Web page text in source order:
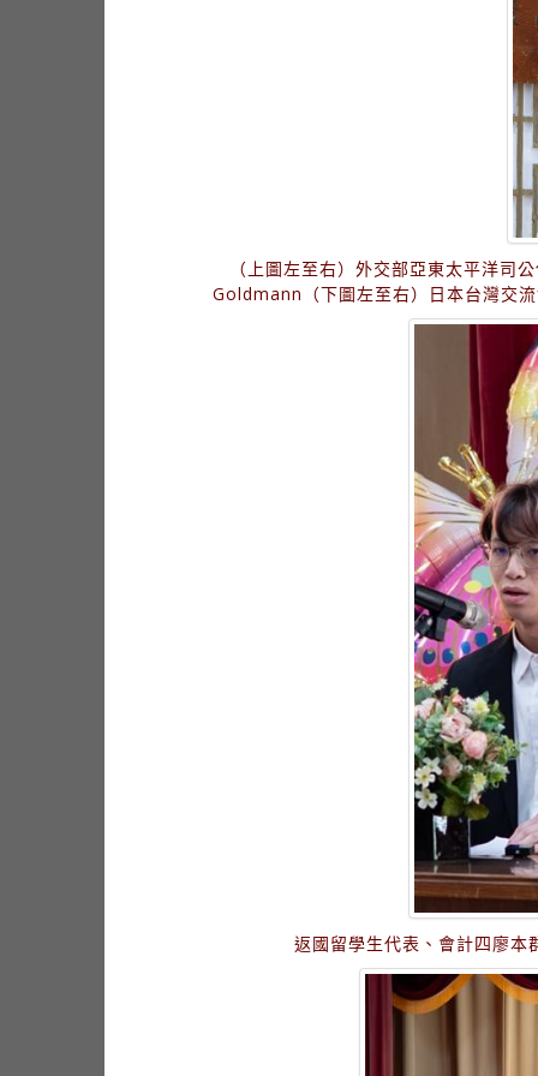
（上圖左至右）外交部亞東太平洋
Goldmann（下圖左至右）日本台灣交
返國留學生代表、會計四廖本